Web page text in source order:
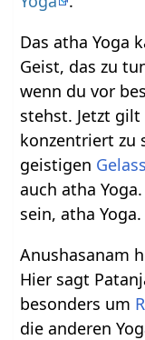
Das atha Yoga
Geist, das zu
wenn du vor
stehst. Jetzt
konzentriert zu
geistigen
auch atha
sein, atha Yoga.
Anushasanam
Hier sagt
besonders um
die anderen